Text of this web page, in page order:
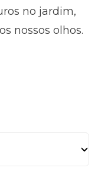
no jardim,
nossos olhos.